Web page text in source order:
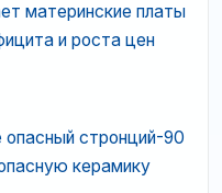
материнские платы
и роста цен
опасный стронций-90
керамику